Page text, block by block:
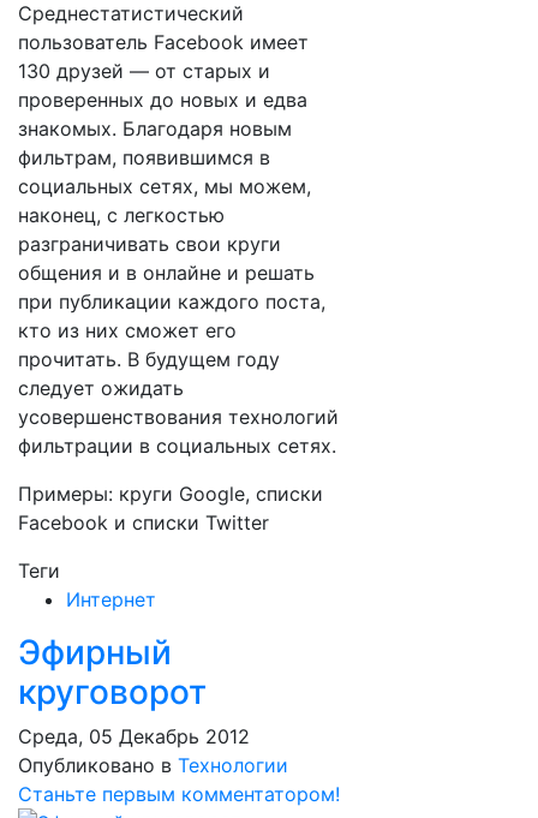
Среднестатистический
пользователь Facebook имеет
130 друзей — от старых и
проверенных до новых и едва
знакомых. Благодаря новым
фильтрам, появившимся в
социальных сетях, мы можем,
наконец, с легкостью
разграничивать свои круги
общения и в онлайне и решать
при публикации каждого поста,
кто из них сможет его
прочитать. В будущем году
следует ожидать
усовершенствования технологий
фильтрации в социальных сетях.
Примеры: круги Google, списки
Facebook и списки Twitter
Теги
Интернет
Эфирный
круговорот
Среда, 05 Декабрь 2012
Опубликовано в Технологии
Станьте первым комментатором!